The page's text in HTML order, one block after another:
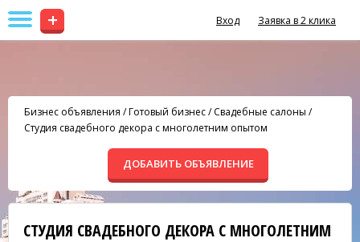
+ Вход Заявка в 2 клика
Бизнес объявления /Готовый бизнес/Свадебные салоны /
Студия свадебного декора с многолетним опытом
ДОБАВИТЬ ОБЪЯВЛЕНИЕ
СТУДИЯ СВАДЕБНОГО ДЕКОРА С МНОГОЛЕТНИМ